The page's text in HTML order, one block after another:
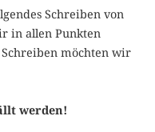
Schreiben von
in allen Punkten
möchten wir
werden!